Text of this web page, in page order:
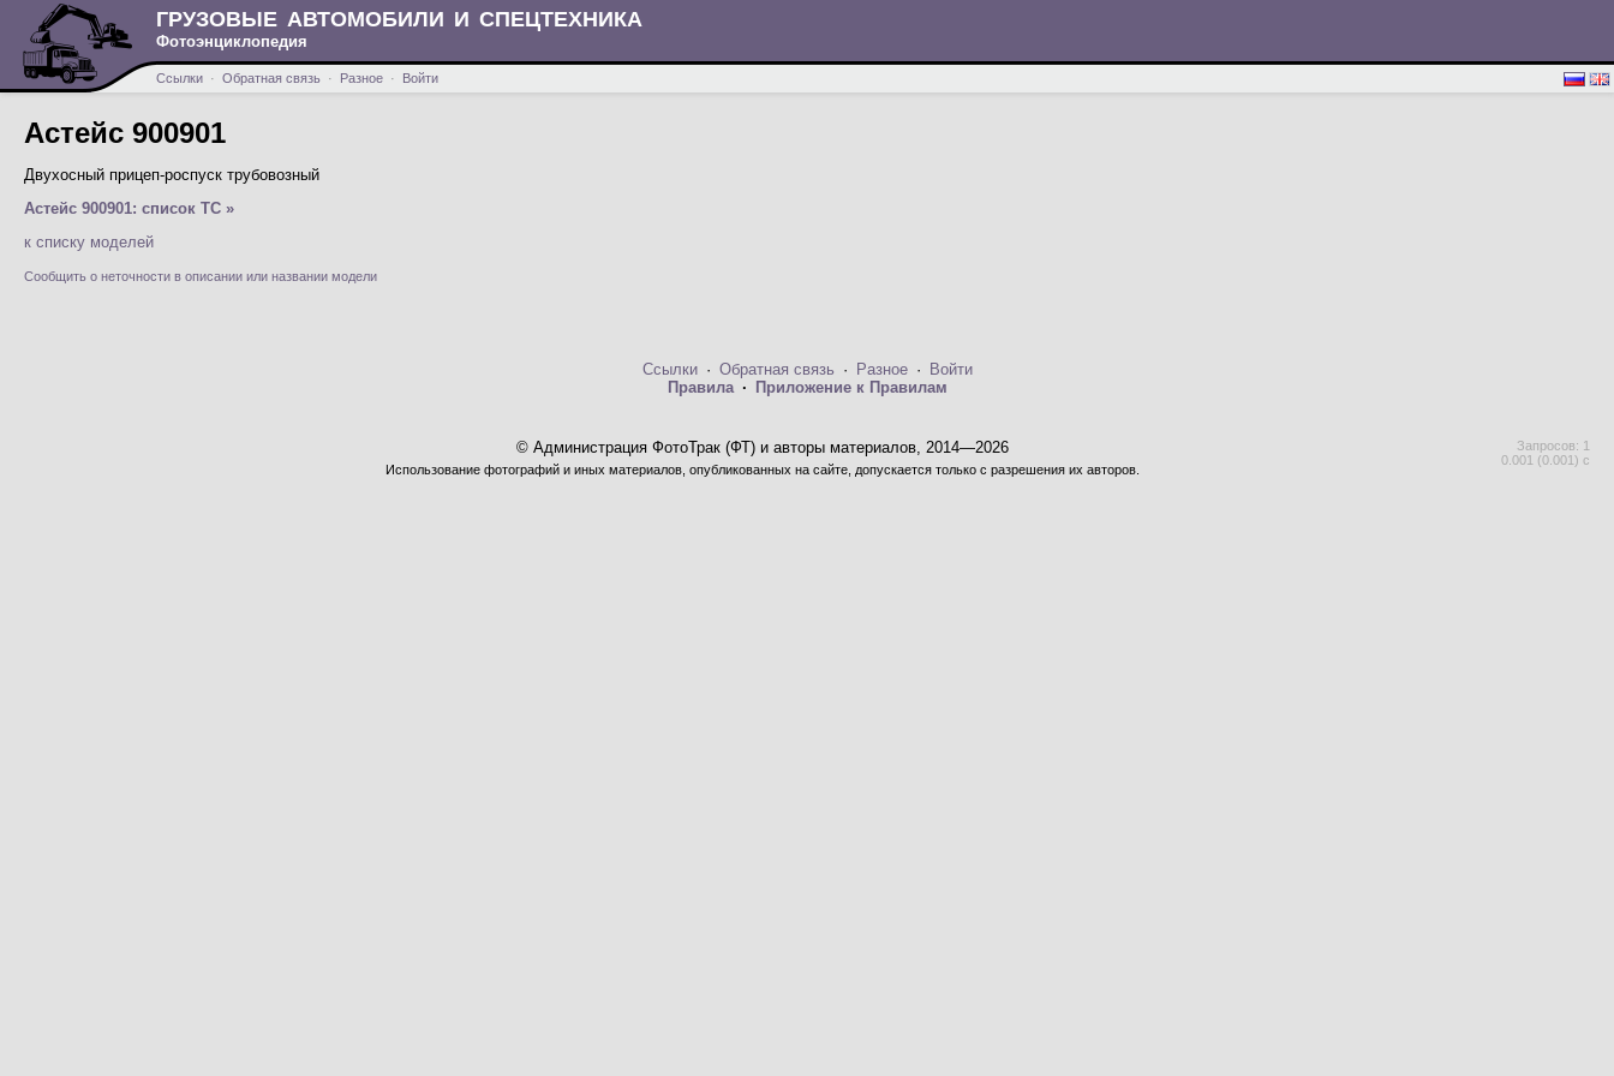
ГРУЗОВЫЕ АВТОМОБИЛИ И СПЕЦТЕХНИКА
Фотоэнциклопедия
Ссылки · Обратная связь · Разное · Войти
Астейс 900901
Двухосный прицеп-роспуск трубовозный
Астейс 900901: список ТС »
к списку моделей
Сообщить о неточности в описании или названии модели
Ссылки· Обратная связь · Разное·
Войти
Правила· Приложение к Правилам
Запросов: 1
0.001 (0.001) с
© Администрация ФотоТрак (ФТ) и авторы материалов, 2014—2026
Использование фотографий и иных материалов, опубликованных на сайте, допускается только с разрешения их авторов.